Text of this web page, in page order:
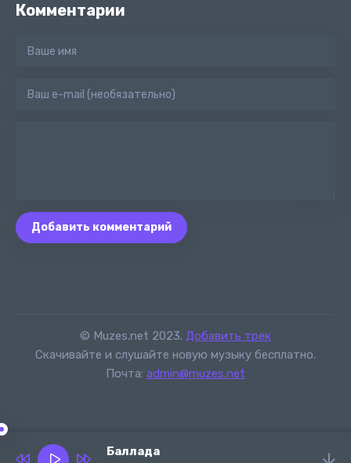
Комментарии
Добавить комментарий
© Muzes.net 2023. Добавить трек
Скачивайте и слушайте новую музыку бесплатно.
Почта: admin@muzes.net
Баллада